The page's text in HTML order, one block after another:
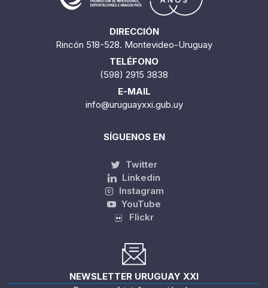
DIRECCIÓN
Rincón 518-528. Montevideo-Uruguay
TELÉFONO
(598) 2915 3838
E-MAIL
info@uruguayxxi.gub.uy
SÍGUENOS EN
Twitter
Linkedin
Instagram
YouTube
Flickr
NEWSLETTER URUGUAY XXI